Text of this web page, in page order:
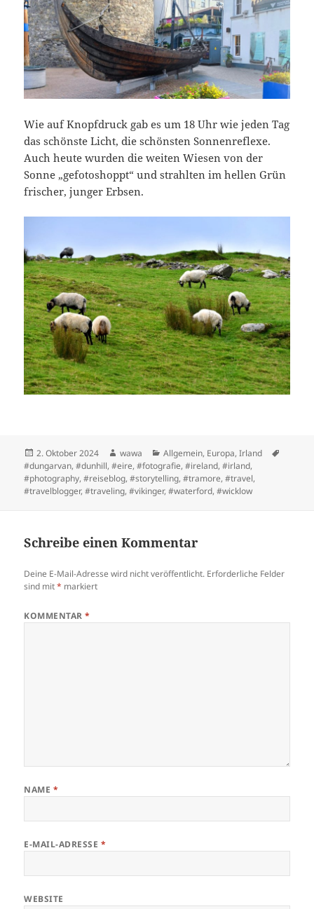
Wie auf Knopfdruck gab es um 18 Uhr wie jeden Tag
das schönste Licht, die schönsten Sonnenreflexe.
Auch heute wurden die weiten Wiesen von der
Sonne „gefotoshoppt“ und strahlten im hellen Grün
frischer, junger Erbsen.
Posted
on
2. Oktober 2024 Author
wawa Categories
Allgemein, Europa,Irland
#dungarvan,#dunhill,#eire,#fotografie,#ireland,#irland,
#photography,#reiseblog,#storytelling,#tramore,#travel,
#travelblogger,#traveling,#vikinger,#waterford,#wicklow
Schreibe einen Kommentar
Deine E-Mail-Adresse wird nicht veröffentlicht. Erforderliche Felder
sind mit* markiert
KOMMENTAR*
NAME *
E-MAIL-ADRESSE *
WEBSITE